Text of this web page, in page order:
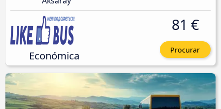
Económica
81 €
Procurar